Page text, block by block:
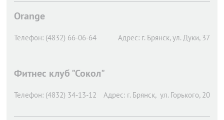
Orange
Телефон: (4832) 66-06-64 Адрес: г. Брянск, ул. Дуки, 37
Фитнес клуб "Сокол"
Телефон: (4832) 34-13-12 Адрес: г. Брянск, ул. Горького, 20